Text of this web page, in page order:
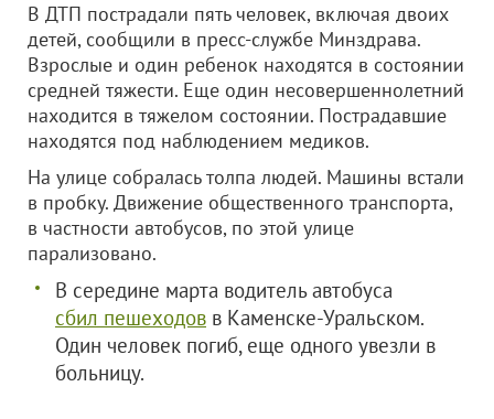
В ДТП пострадали пять человек, включая двоих
детей, сообщили в пресс-службе Минздрава.
Взрослые и один ребенок находятся в состоянии
средней тяжести. Еще один несовершеннолетний
находится в тяжелом состоянии. Пострадавшие
находятся под наблюдением медиков.
На улице собралась толпа людей. Машины встали
в пробку. Движение общественного транспорта,
в частности автобусов, по этой улице
парализовано.
В середине марта водитель автобуса
сбил пешеходов в Каменске-Уральском.
Один человек погиб, еще одного увезли в
больницу.